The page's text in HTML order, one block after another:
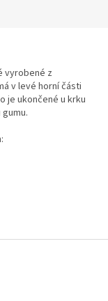
vyrobené z
v levé horní části
je ukončené u krku